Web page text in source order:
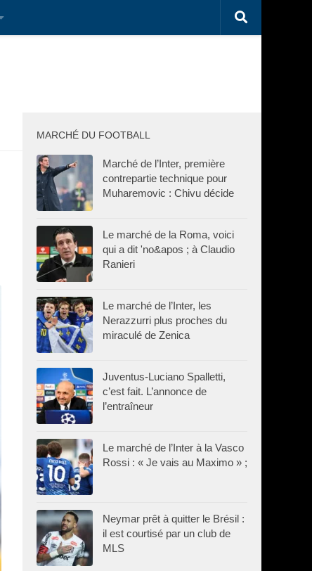
MARCHÉ DU FOOTBALL
Marché de l’Inter, première
contrepartie technique pour
Muharemovic : Chivu décide
Le marché de la Roma, voici
qui a dit 'no&apos ; à Claudio
Ranieri
Le marché de l’Inter, les
Nerazzurri plus proches du
miraculé de Zenica
Juventus-Luciano Spalletti,
c’est fait. L’annonce de
l’entraîneur
Le marché de l’Inter à la Vasco
Rossi : « Je vais au Maximo » ;
Neymar prêt à quitter le Brésil :
il est courtisé par un club de
MLS